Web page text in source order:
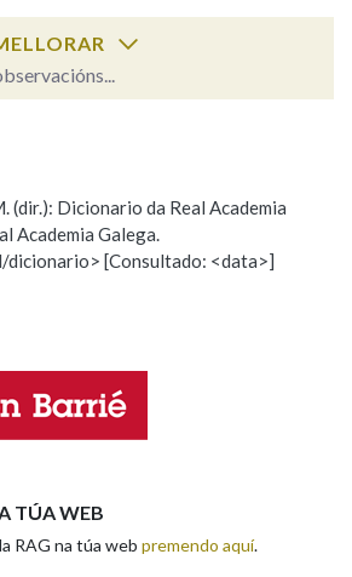
DE BUSCA
OPCIÓN:
Hai un erro na palabra
a definición
(dir.): Dicionario da Real Academia
Academia Galega.
dicionario> [Consultado: <data>]
TÚA WEB
RAG na túa web premendo aquí.